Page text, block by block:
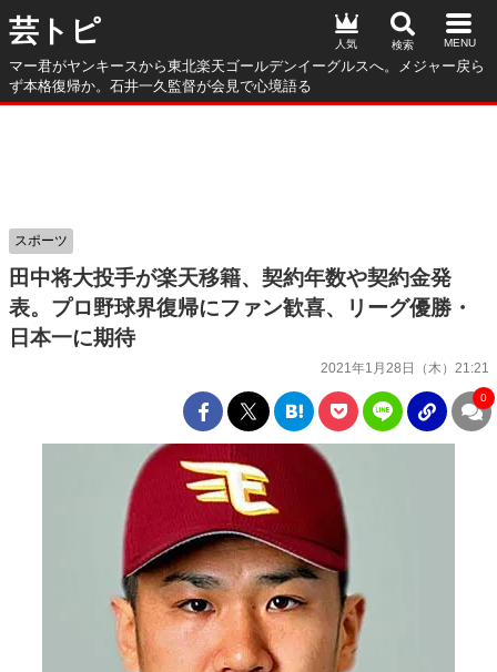
芸トピ
マー君がヤンキースから東北楽天ゴールデンイーグルスへ。メジャー戻ら
ず本格復帰か。石井一久監督が会見で心境語る
人気
田中将大投手が楽天移籍、契約年数や契約金発
表。プロ野球界復帰にファン歓喜、リーグ優勝・
日本一に期待
2021年1月28日（木）21:21
スポーツ
0